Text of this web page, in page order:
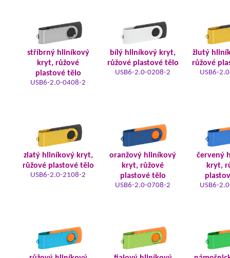
stříbrný hliníkový
kryt, růžové
plastové tělo
USB6-2.0-0408-2
bílý hliníkový kryt,
růžové plastové tělo
USB6-2.0-0208-2
žlutý
růžové
USB6-
zlatý hliníkový kryt,
růžové plastové tělo
USB6-2.0-2108-2
oranžový hliníkový
kryt, růžové
plastové tělo
USB6-2.0-0708-2
červený
kryt,
USB6-